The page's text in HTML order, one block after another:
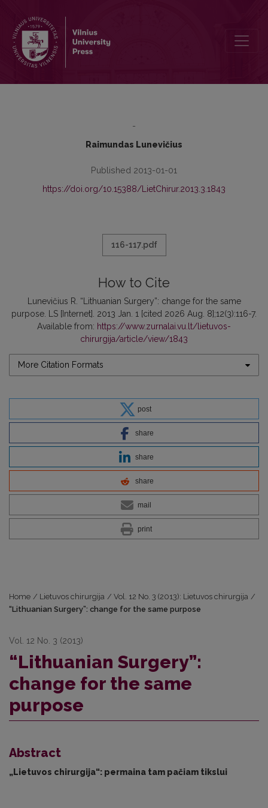
-
Raimundas Lunevičius
Published 2013-01-01
https://doi.org/10.15388/LietChirur.2013.3.1843
116-117.pdf
How to Cite
Lunevičius R. “Lithuanian Surgery”: change for the same
purpose. LS [Internet]. 2013 Jan. 1 [cited 2026 Aug. 8];12(3):116-7.
Available from: https://www.zurnalai.vu.lt/lietuvos-
chirurgija/article/view/1843
More Citation Formats
post
share
share
share
mail
print
Home / Lietuvos chirurgija / Vol. 12 No. 3 (2013): Lietuvos chirurgija /
“Lithuanian Surgery”: change for the same purpose
Vol. 12 No. 3 (2013)
“Lithuanian Surgery”:
change for the same
purpose
Abstract
„Lietuvos chirurgija“: permaina tam pačiam tikslui